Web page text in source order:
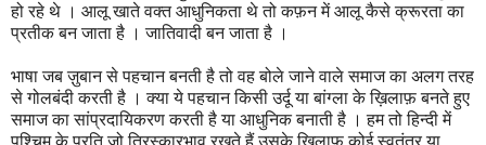
हो रहे थे । आलू खाते वक्त आधुनिकता थे तो कफ़न में आलू कैसे क्रूरता का
प्रतीक बन जाता है । जातिवादी बन जाता है ।
भाषा जब ज़ुबान से पहचान बनती है तो वह बोले जाने वाले समाज का अलग तरह
से गोलबंदी करती है । क्या ये पहचान किसी उर्दू या बांग्ला के ख़िलाफ़ बनते हुए
समाज का सांप्रदायिकरण करती है या आधुनिक बनाती है । हम तो हिन्दी में
पश्चिम के प्रति जो तिरस्कारभाव रखते हैं उसके ख़िलाफ़ कोई स्वतंत्र या